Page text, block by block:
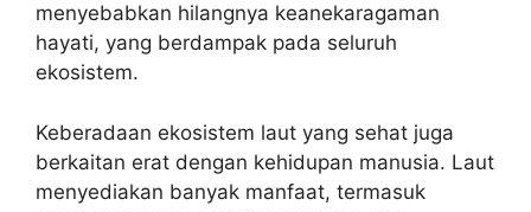
menyebabkan hilangnya keanekaragaman
hayati, yang berdampak pada seluruh
ekosistem.
Keberadaan ekosistem laut yang sehat juga
berkaitan erat dengan kehidupan manusia. Laut
menyediakan banyak manfaat, termasuk